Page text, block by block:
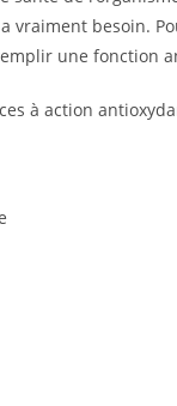
vraiment besoin.
une fonction
à action